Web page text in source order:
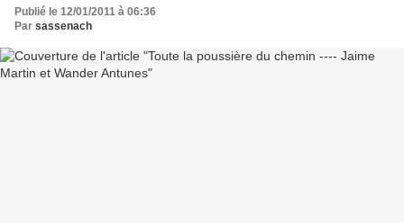
Publié le 12/01/2011 à 06:36
Par sassenach